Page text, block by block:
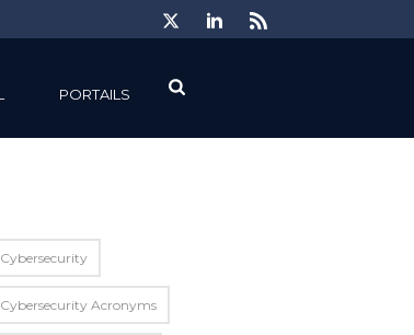
PORTAILS
Cybersecurity
Cybersecurity Acronyms